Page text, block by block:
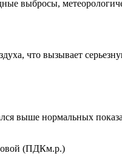
что вызывает
выше нормальных
(ПДКм.р.)